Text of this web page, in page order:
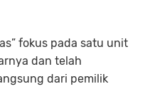
fokus pada satu unit
dan telah
dari pemilik